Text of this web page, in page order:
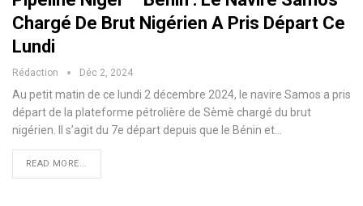
Chargé De Brut Nigérien A Pris Départ Ce
Lundi
Rédaction Déc 2, 2024
Au petit matin de ce lundi 2 décembre 2024, le navire Samos a pris
départ de la plateforme pétrolière de Sèmè chargé du brut
nigérien. Il s’agit du 7e départ depuis que le Bénin et…
READ MORE...